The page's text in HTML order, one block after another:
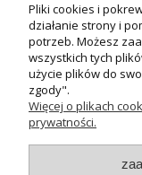
Godziny otwarcia:
pn-pt 9:00-17:00
+48 530 230 483
psokoty@psokoty.pl
Pliki cookies i
działanie strony i
potrzeb. Możesz
wszystkich tych
użycie plików do
zgody".
Więcej o plikach
prywatności.